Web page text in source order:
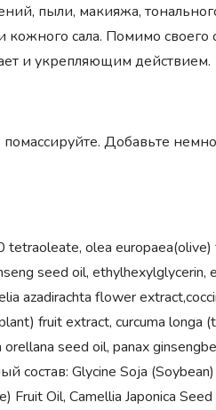
пыли, макияжа,
сала. Помимо своего
и укрепляющим действием.
Добавьте
olea
seed oil, ethylhexylglycerin,
azadirachta flower
fruit extract, curcuma longa
seed oil, panax
Glycine Soja
Oil, Camellia Japonica